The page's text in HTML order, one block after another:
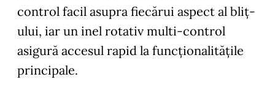
control facil asupra fiecărui aspect al bliț-
ului, iar un inel rotativ multi-control
asigură accesul rapid la funcționalitățile
principale.